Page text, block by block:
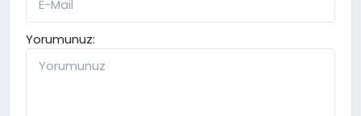
Yorumunuz: